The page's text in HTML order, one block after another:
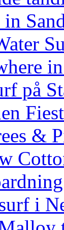
på
&
i